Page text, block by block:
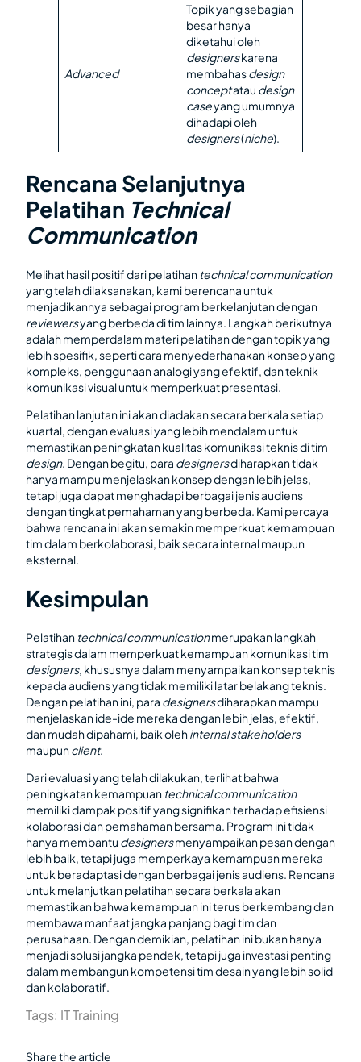
Advanced
Topik yang sebagian
besar hanya
diketahui oleh
designerskarena
membahasdesign
conceptatau design
caseyang umumnya
dihadapi oleh
designers(niche).
Rencana Selanjutnya
Pelatihan Technical
Communication
Melihat hasil positif dari pelatihan technical communication
yang telah dilaksanakan, kami berencana untuk
menjadikannya sebagai program berkelanjutan dengan
reviewersyang berbeda di tim lainnya. Langkah berikutnya
adalah memperdalam materi pelatihan dengan topik yang
lebih spesifik, seperti cara menyederhanakan konsep yang
kompleks, penggunaan analogi yang efektif, dan teknik
komunikasi visual untuk memperkuat presentasi.
Pelatihan lanjutan ini akan diadakan secara berkala setiap
kuartal, dengan evaluasi yang lebih mendalam untuk
memastikan peningkatan kualitas komunikasi teknis di tim
design. Dengan begitu, para designersdiharapkan tidak
hanya mampu menjelaskan konsep dengan lebih jelas,
tetapi juga dapat menghadapi berbagai jenis audiens
dengan tingkat pemahaman yang berbeda. Kami percaya
bahwa rencana ini akan semakin memperkuat kemampuan
tim dalam berkolaborasi, baik secara internal maupun
eksternal.
Kesimpulan
Pelatihan technical communicationmerupakan langkah
strategis dalam memperkuat kemampuan komunikasi tim
designers, khususnya dalam menyampaikan konsep teknis
kepada audiens yang tidak memiliki latar belakang teknis.
Dengan pelatihan ini, para designersdiharapkan mampu
menjelaskan ide-ide mereka dengan lebih jelas, efektif,
dan mudah dipahami, baik olehinternal stakeholders
maupunclient.
Dari evaluasi yang telah dilakukan, terlihat bahwa
peningkatan kemampuan technical communication
memiliki dampak positif yang signifikan terhadap efisiensi
kolaborasi dan pemahaman bersama. Program ini tidak
hanya membantu designersmenyampaikan pesan dengan
lebih baik, tetapi juga memperkaya kemampuan mereka
untuk beradaptasi dengan berbagai jenis audiens. Rencana
untuk melanjutkan pelatihan secara berkala akan
memastikan bahwa kemampuan ini terus berkembang dan
membawa manfaat jangka panjang bagi tim dan
perusahaan. Dengan demikian, pelatihan ini bukan hanya
menjadi solusi jangka pendek, tetapi juga investasi penting
dalam membangun kompetensi tim desain yang lebih solid
dan kolaboratif.
Tags: IT Training
Share the article